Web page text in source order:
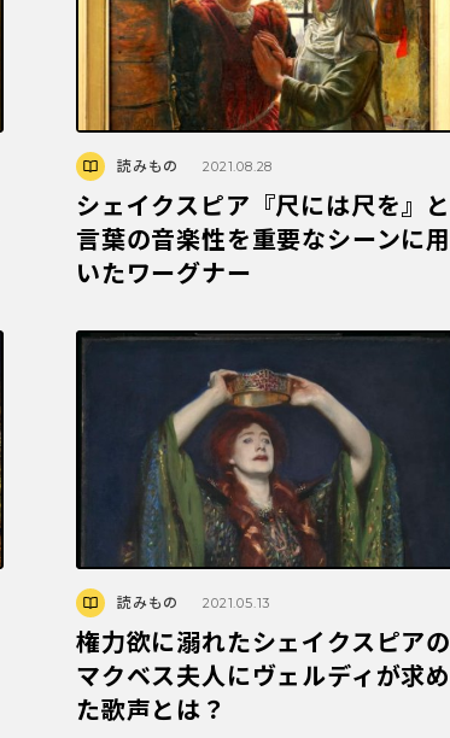
読みもの 2021.08.28
シェイクスピア『尺には尺を』と
言葉の音楽性を重要なシーンに用
いたワーグナー
読みもの 2021.05.13
権力欲に溺れたシェイクスピアの
マクベス夫人にヴェルディが求め
た歌声とは？